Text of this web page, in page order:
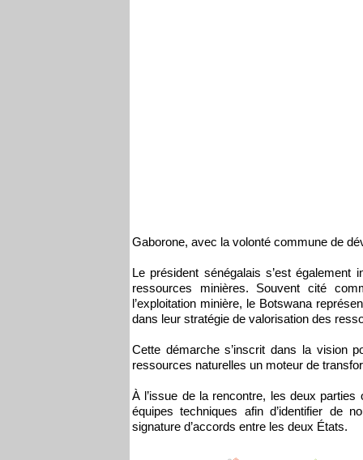
Gaborone, avec la volonté commune de
Le président sénégalais s’est également
ressources minières. Souvent cité
l’exploitation minière, le Botswana
dans leur stratégie de valorisation des
Cette démarche s’inscrit dans la vision
ressources naturelles un moteur de
À l’issue de la rencontre, les deux
équipes techniques afin d’identifier de
signature d’accords entre les deux États.